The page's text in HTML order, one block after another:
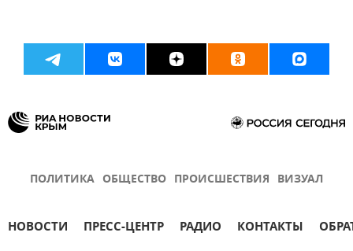
ПОЛИТИКА ОБЩЕСТВО ПРОИСШЕСТВИЯ ВИЗУАЛ
НОВОСТИ ПРЕСС-ЦЕНТР РАДИО КОНТАКТЫ